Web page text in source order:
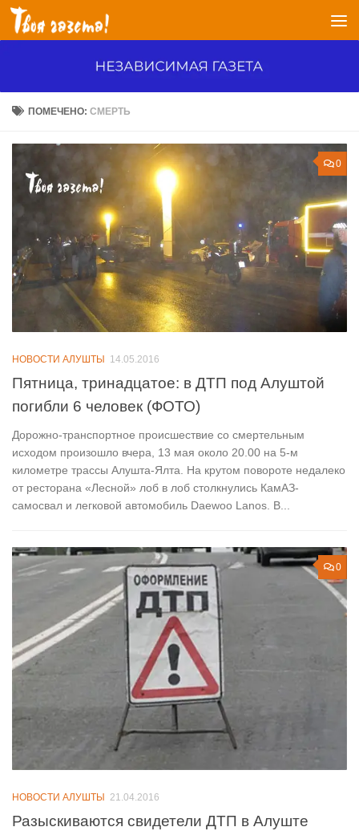
Перейти к содержимому
ПОМЕЧЕНО:СМЕРТЬ
0
НОВОСТИ АЛУШТЫ 14.05.2016
Пятница, тринадцатое: в ДТП под Алуштой
погибли 6 человек (ФОТО)
Дорожно-транспортное происшествие со смертельным
исходом произошло вчера, 13 мая около 20.00 на 5-м
километре трассы Алушта-Ялта. На крутом повороте недалеко
от ресторана «Лесной» лоб в лоб столкнулись КамАЗ-
самосвал и легковой автомобиль Daewoo Lanos. В...
0
НОВОСТИ АЛУШТЫ 21.04.2016
Разыскиваются свидетели ДТП в Алуште